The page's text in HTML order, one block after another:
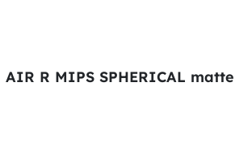
AIR R MIPS SPHERICAL